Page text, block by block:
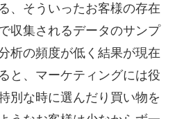
、そういったお客様の存在
収集されるデータのサンプ
析の頻度が低く結果が現在
と、マーケティングには役
別な時に選んだり買い物を